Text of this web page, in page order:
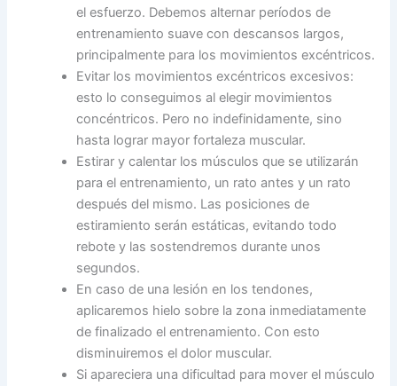
el esfuerzo. Debemos alternar períodos de
entrenamiento suave con descansos largos,
principalmente para los movimientos excéntricos.
Evitar los movimientos excéntricos excesivos:
esto lo conseguimos al elegir movimientos
concéntricos. Pero no indefinidamente, sino
hasta lograr mayor fortaleza muscular.
Estirar y calentar los músculos que se utilizarán
para el entrenamiento, un rato antes y un rato
después del mismo. Las posiciones de
estiramiento serán estáticas, evitando todo
rebote y las sostendremos durante unos
segundos.
En caso de una lesión en los tendones,
aplicaremos hielo sobre la zona inmediatamente
de finalizado el entrenamiento. Con esto
disminuiremos el dolor muscular.
Si apareciera una dificultad para mover el músculo